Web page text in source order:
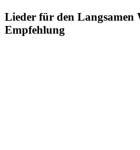
Lieder für den Langsamen
Empfehlung